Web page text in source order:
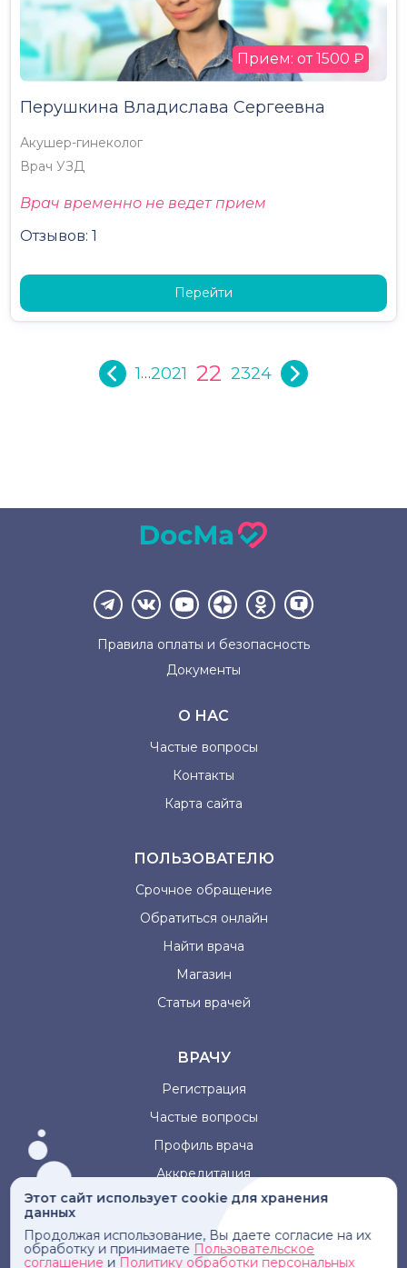
Перушкина Владислава Сергеевна
Акушер-гинеколог
Врач УЗД
Врач временно не ведет прием
Отзывов: 1
Прием: от 1500 ₽
Перейти
1…2021 22 2324
Этот сайт использует cookie для хранения
данных
Продолжая использование, Вы даете согласие на их
обработку и принимаете Пользовательское
соглашение и Политику обработки персональных
Правила оплаты и безопасность
Документы
О НАС
Частые вопросы
Контакты
Карта сайта
ПОЛЬЗОВАТЕЛЮ
Срочное обращение
Обратиться онлайн
Найти врача
Магазин
Статьи врачей
ВРАЧУ
Регистрация
Частые вопросы
Профиль врача
Аккредитация
Информация, представленная на сайте, не может быть
использована для постановки диагноза, назначения
лечения и не заменяет прием врача.